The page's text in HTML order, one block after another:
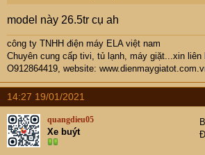
model này 26.5tr cụ ah
công ty TNHH điện máy ELA việt nam
Chuyên cung cấp tivi, tủ lạnh, máy giặt...xin liên
O912864419, website:
14:27 19/01/2021
quangdieu05
Xe buýt